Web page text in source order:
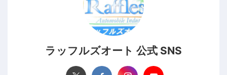
ラッフルズオート 公式 SNS